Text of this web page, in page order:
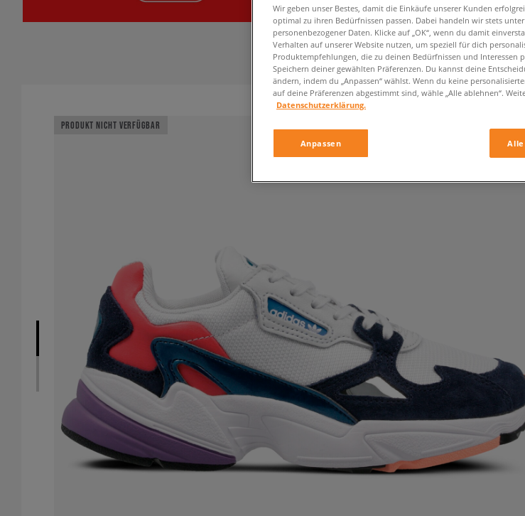
PRODUKT NICHT VERFÜGBAR
Wir geben unser Bestes, damit die Einkäufe unserer Kunden
optimal zu ihren Bedürfnissen passen. Dabei handeln wir stets
personenbezogener Daten. Klicke auf „OK“, wenn du damit
Verhalten auf unserer Website nutzen, um speziell für dich
Produktempfehlungen, die zu deinen Bedürfnissen und Interessen
Speichern deiner gewählten Präferenzen. Du kannst deine
ändern, indem du „Anpassen“ wählst. Wenn du keine
auf deine Präferenzen abgestimmt sind, wähle „Alle ablehnen“.
Datenschutzerklärung.
Anpassen